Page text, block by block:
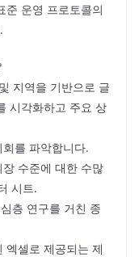
준 운영 프로토콜의
지역을 기반으로 글
시각화하고 주요 상
를 파악합니다.
수준에 대한 수많
시트.
층 연구를 거친 종
엑셀로 제공되는 제